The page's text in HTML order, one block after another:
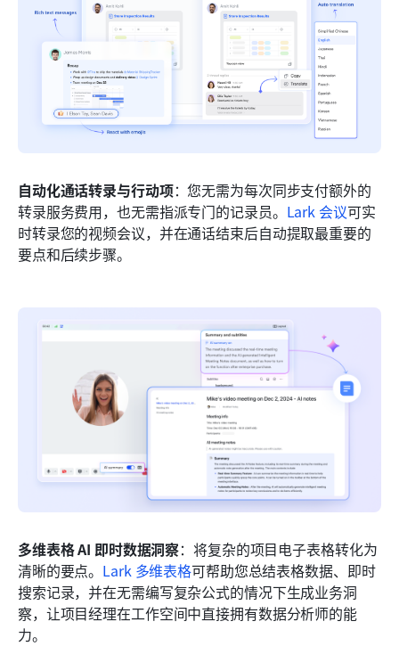
自动化通话转录与行动项：您无需为每次同步支付额外的
转录服务费用，也无需指派专门的记录员。 Lark 会议可实
时转录您的视频会议，并在通话结束后自动提取最重要的
要点和后续步骤。
多维表格 AI 即时数据洞察：将复杂的项目电子表格转化为
清晰的要点。 Lark 多维表格可帮助您总结表格数据、即时
搜索记录，并在无需编写复杂公式的情况下生成业务洞
察，让项目经理在工作空间中直接拥有数据分析师的能
力。